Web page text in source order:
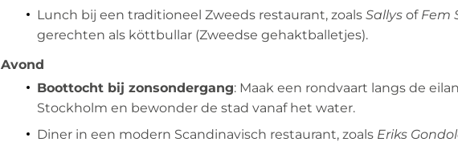
Lunch bij een traditioneel Zweeds restaurant, zoals Sallys of Fem
gerechten als köttbullar (Zweedse gehaktballetjes).
Avond
Boottocht bij zonsondergang: Maak een rondvaart langs de
Stockholm en bewonder de stad vanaf het water.
Diner in een modern Scandinavisch restaurant, zoals Eriks